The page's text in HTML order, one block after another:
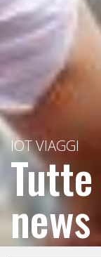
IOT VIAGGI
news